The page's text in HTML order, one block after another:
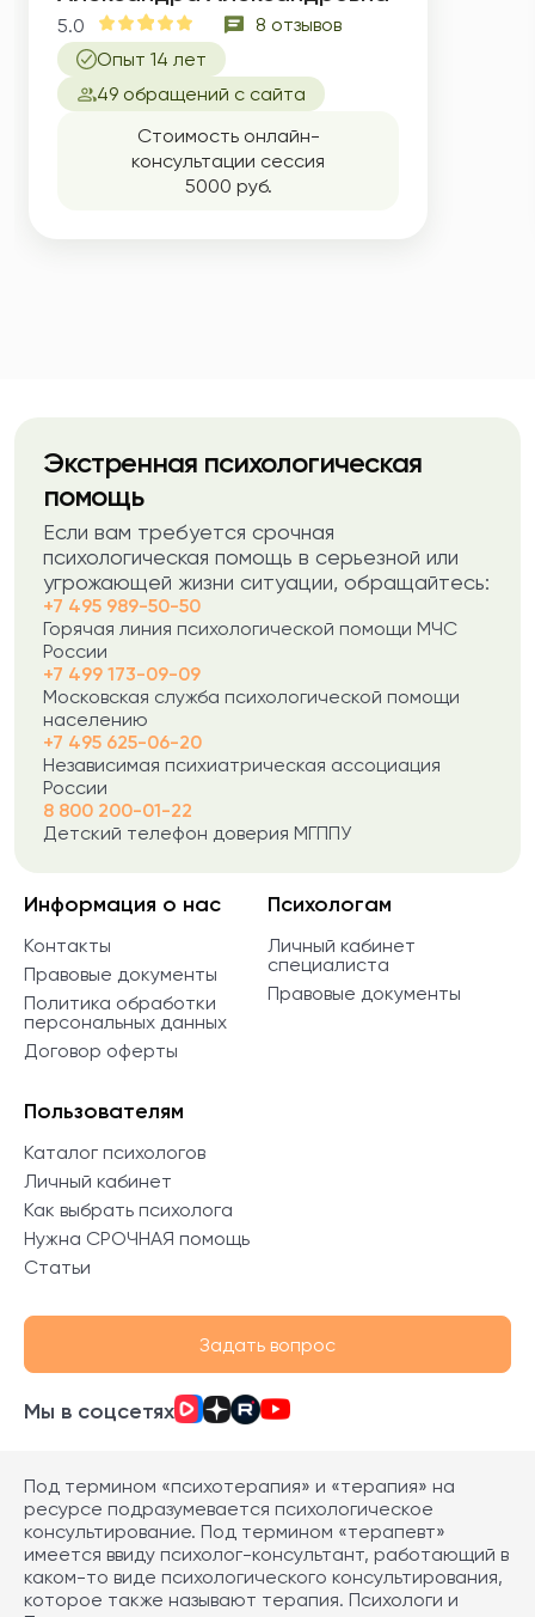
5.0
8 отзывов
Опыт 14 лет
49 обращений с сайта
Стоимость онлайн-
консультации сессия
5000 руб.
Экстренная психологическая
помощь
Если вам требуется срочная
психологическая помощь в серьезной или
угрожающей жизни ситуации, обращайтесь:
+7 495 989-50-50
Горячая линия психологической помощи МЧС
России
+7 499 173-09-09
Московская служба психологической помощи
населению
+7 495 625-06-20
Независимая психиатрическая ассоциация
России
8 800 200-01-22
Детский телефон доверия МГППУ
Информация о нас
Контакты
Правовые документы
Политика обработки
персональных данных
Договор оферты
Психологам
Личный кабинет
специалиста
Правовые документы
Пользователям
Каталог психологов
Личный кабинет
Как выбрать психолога
Нужна СРОЧНАЯ помощь
Статьи
Задать вопрос
Мы в соцсетях
Под термином «психотерапия» и «терапия» на
ресурсе подразумевается психологическое
консультирование. Под термином «терапевт»
имеется ввиду психолог-консультант, работающий в
каком-то виде психологического консультирования,
которое также называют терапия. Психологи и